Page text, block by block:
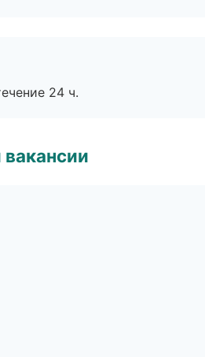
24 ч.